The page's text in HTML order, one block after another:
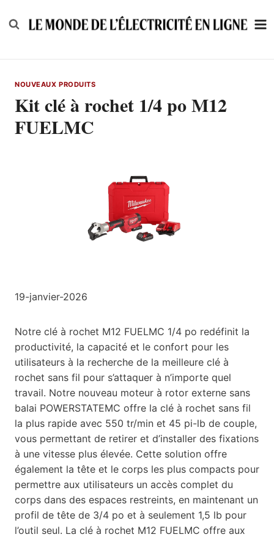
to
NOUVEAUX PRODUITS
Kit clé à rochet 1/4 po M12
FUELMC
19-janvier-2026
Notre clé à rochet M12 FUELMC 1/4 po redéfinit la
productivité, la capacité et le confort pour les
utilisateurs à la recherche de la meilleure clé à
rochet sans fil pour s’attaquer à n’importe quel
travail. Notre nouveau moteur à rotor externe sans
balai POWERSTATEMC offre la clé à rochet sans fil
la plus rapide avec 550 tr/min et 45 pi-lb de couple,
vous permettant de retirer et d’installer des fixations
à une vitesse plus élevée. Cette solution offre
également la tête et le corps les plus compacts pour
permettre aux utilisateurs un accès complet du
corps dans des espaces restreints, en maintenant un
profil de tête de 3/4 po et à seulement 1,5 lb pour
l’outil seul. La clé à rochet M12 FUELMC offre aux